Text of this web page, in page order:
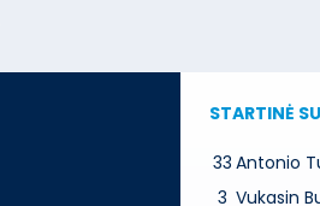
STARTINĖ
33 Antonio
3 Vukasin